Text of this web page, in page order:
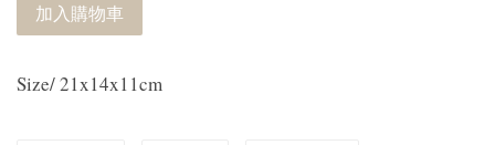
加入購物車
Size/ 21x14x11cm